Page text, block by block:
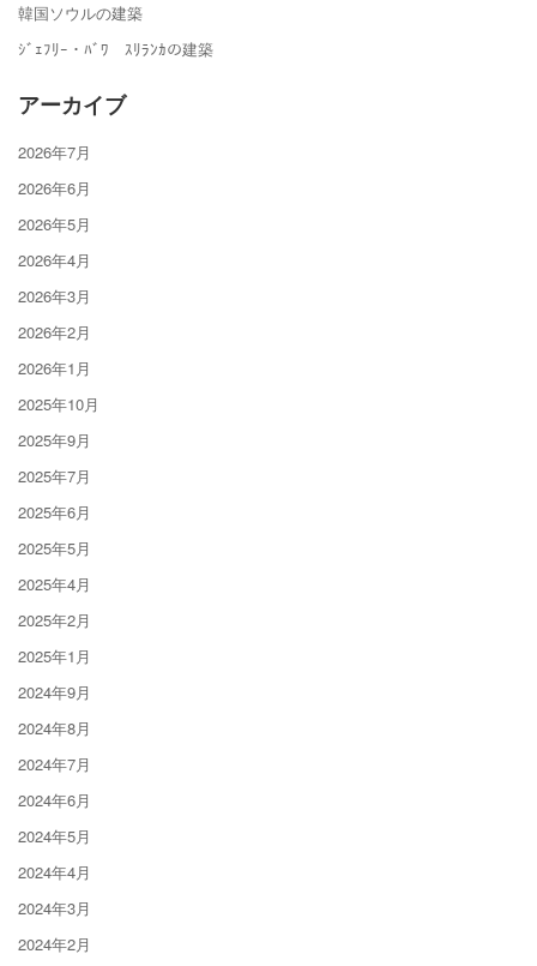
韓国ソウルの建築
ｼﾞｪﾌﾘｰ・ﾊﾞﾜ ｽﾘﾗﾝｶの建築
アーカイブ
2026年7月
2026年6月
2026年5月
2026年4月
2026年3月
2026年2月
2026年1月
2025年10月
2025年9月
2025年7月
2025年6月
2025年5月
2025年4月
2025年2月
2025年1月
2024年9月
2024年8月
2024年7月
2024年6月
2024年5月
2024年4月
2024年3月
2024年2月